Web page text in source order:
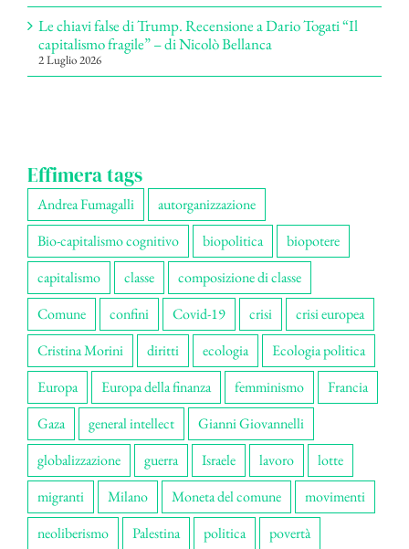
Le chiavi false di Trump. Recensione a Dario Togati “Il
capitalismo fragile” – di Nicolò Bellanca
2 Luglio 2026
Effimera tags
Andrea Fumagalli
autorganizzazione
Bio-capitalismo cognitivo
biopolitica
biopotere
capitalismo
classe
composizione di classe
Comune
confini Covid-19 crisi
crisi europea
Cristina Morini
diritti ecologia
Ecologia politica
Europa
Europa della finanza femminismo
Francia
Gaza
general intellect
Gianni Giovannelli
globalizzazione
guerra Israele lavoro
lotte
migranti
Milano Moneta del comune
movimenti
neoliberismo
Palestina politica povertà